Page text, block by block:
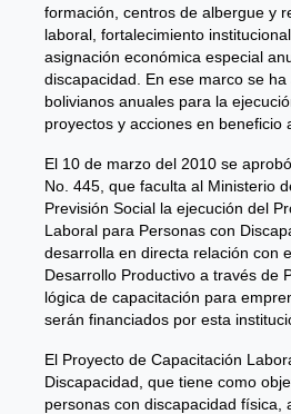
formación, centros de albergue y
laboral, fortalecimiento
asignación económica especial
discapacidad. En ese marco se
bolivianos anuales para la
proyectos y acciones en beneficio
El 10 de marzo del 2010 se
No. 445, que faculta al Ministerio
Previsión Social la ejecución del
Laboral para Personas con
desarrolla en directa relación con
Desarrollo Productivo a través de
lógica de capacitación para
serán financiados por esta
El Proyecto de Capacitación
Discapacidad, que tiene como
personas con discapacidad física,